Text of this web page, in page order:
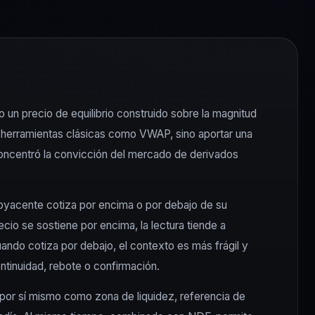
un precio de equilibrio construido sobre la magnitud
clásicas como VWAP, sino aportar una
la convicción del mercado de derivados
cotiza por encima o por debajo de su
se sostiene por encima, la lectura tiende a
cotiza por debajo, el contexto es más frágil y
rebote o confirmación.
sí mismo como zona de liquidez, referencia de